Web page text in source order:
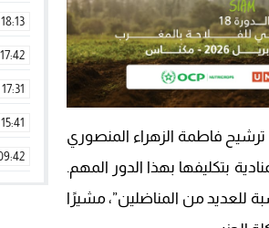
فاطمة الزهراء المنصوري
بتكليفها بهذا الدور المهم.
للعديد من المناضلين”، مشيرًا
18:13
17:42
17:31
15:41